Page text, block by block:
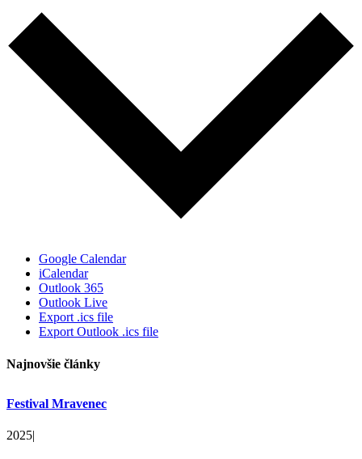
Google Calendar
iCalendar
Outlook 365
Outlook Live
Export .ics file
Export Outlook .ics file
Najnovšie články
Festival Mravenec
2025|